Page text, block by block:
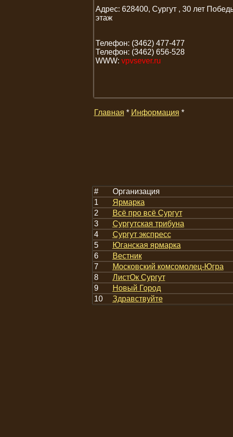
Адрес: 628400, Сургут , 30 лет
этаж
Телефон: (3462) 477-477
Телефон: (3462) 656-528
WWW: vpvsever.ru
Главная * Информация *
# Организация
1
Ярмарка
2
Всё про всё Сургут
3
Сургутская трибуна
4
Сургут экспресс
5
Юганская ярмарка
6
Вестник
7
Московский комсомолец-Югра
8
ЛистОк Сургут
9
Новый Город
10
Здравствуйте